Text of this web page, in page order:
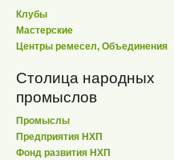
Клубы
Мастерские
Центры ремесел, Объединения
Столица народных
промыслов
Промыслы
Предприятия НХП
Фонд развития НХП